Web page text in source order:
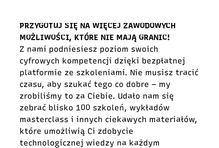
PRZYGOTUJ SIĘ NA WIĘCEJ ZAWODOWYCH
MOŻLIWOŚCI, KTÓRE NIE MAJĄ GRANIC!
Z nami podniesiesz poziom swoich
cyfrowych kompetencji dzięki bezpłatnej
platformie ze szkoleniami. Nie musisz tracić
czasu, aby szukać tego co dobre – my
zrobiliśmy to za Ciebie. Udało nam się
zebrać blisko 100 szkoleń, wykładów
masterclass i innych ciekawych materiałów,
które umożliwią Ci zdobycie
technologicznej wiedzy na każdym